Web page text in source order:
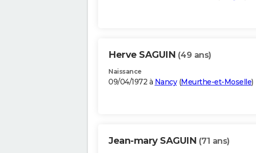
Herve SAGUIN (49 ans)
Naissance
09/04/1972 à Nancy(Meurthe-et-Moselle)
Jean-mary SAGUIN (71 ans)